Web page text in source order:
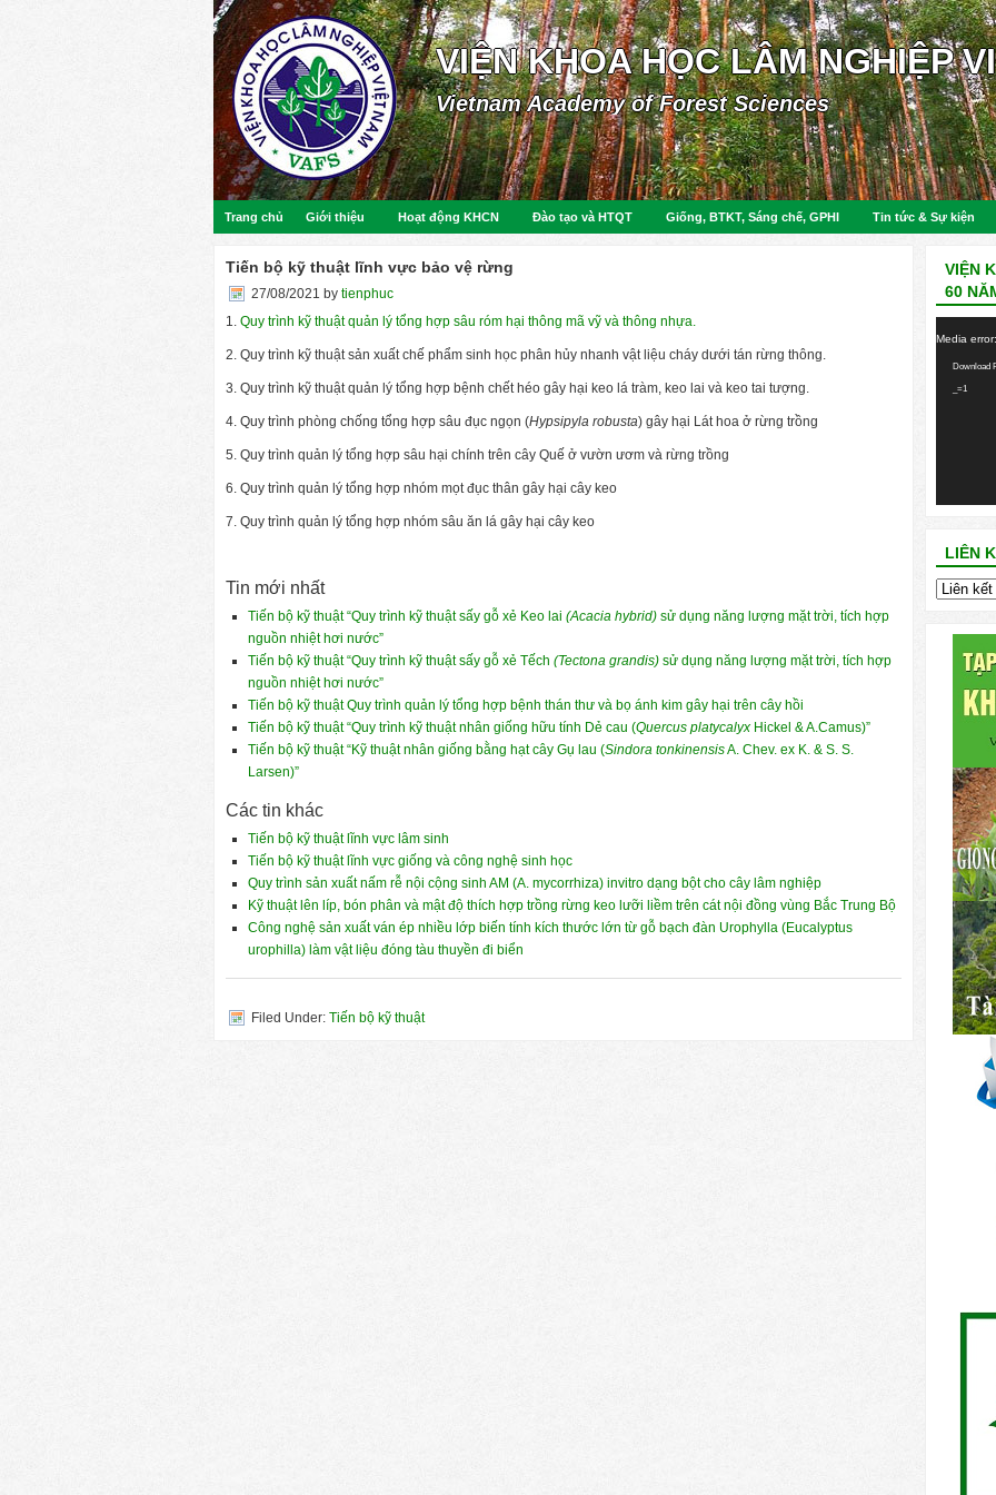
VIỆN KHOA HỌC LÂM NGHIỆP
Vietnam Academy of Forest Sciences
Trang chủ Giới thiệu Hoạt động KHCN Đào tạo và HTQT Giống, BTKT, Sáng chế, GPHI Tin tức & Sự kiện
Tiến bộ kỹ thuật lĩnh vực bảo vệ rừng
27/08/2021 by tienphuc
1. Quy trình kỹ thuật quản lý tổng hợp sâu róm hại thông mã vỹ và thông nhựa.
2. Quy trình kỹ thuật sản xuất chế phẩm sinh học phân hủy nhanh vật liệu cháy dưới tán rừng thông.
3. Quy trình kỹ thuật quản lý tổng hợp bệnh chết héo gây hại keo lá tràm, keo lai và keo tai tượng.
4. Quy trình phòng chống tổng hợp sâu đục ngọn (Hypsipyla robusta) gây hại Lát hoa ở rừng trồng
5. Quy trình quản lý tổng hợp sâu hại chính trên cây Quế ở vườn ươm và rừng trồng
6. Quy trình quản lý tổng hợp nhóm mọt đục thân gây hại cây keo
7. Quy trình quản lý tổng hợp nhóm sâu ăn lá gây hại cây keo
Tin mới nhất
Tiến bộ kỹ thuật “Quy trình kỹ thuật sấy gỗ xẻ Keo lai (Acacia hybrid) sử dụng năng lượng mặt trời, tích hợp
nguồn nhiệt hơi nước”
Tiến bộ kỹ thuật “Quy trình kỹ thuật sấy gỗ xẻ Tếch (Tectona grandis) sử dụng năng lượng mặt trời, tích hợp
nguồn nhiệt hơi nước”
Tiến bộ kỹ thuật Quy trình quản lý tổng hợp bệnh thán thư và bọ ánh kim gây hại trên cây hồi
Tiến bộ kỹ thuật “Quy trình kỹ thuật nhân giống hữu tính Dẻ cau (Quercus platycalyx Hickel & A.Camus)”
Tiến bộ kỹ thuật “Kỹ thuật nhân giống bằng hạt cây Gụ lau (Sindora tonkinensisA. Chev. ex K. & S. S.
Larsen)”
Các tin khác
Tiến bộ kỹ thuật lĩnh vực lâm sinh
Tiến bộ kỹ thuật lĩnh vực giống và công nghệ sinh học
Quy trình sản xuất nấm rễ nội cộng sinh AM (A. mycorrhiza) invitro dạng bột cho cây lâm nghiệp
Kỹ thuật lên líp, bón phân và mật độ thích hợp trồng rừng keo lưỡi liềm trên cát nội đồng vùng Bắc Trung Bộ
Công nghệ sản xuất ván ép nhiều lớp biến tính kích thước lớn từ gỗ bạch đàn Urophylla (Eucalyptus
urophilla) làm vật liệu đóng tàu thuyền đi biển
Filed Under: Tiến bộ kỹ thuật
VIỆN
60
Media
Download
_=1
LIÊN